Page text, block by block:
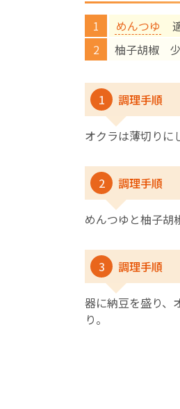
めんつゆ
柚子胡椒
1 調理手順
オクラは薄切りに
2 調理手順
めんつゆと柚子胡
3 調理手順
器に納豆を盛り、
り。